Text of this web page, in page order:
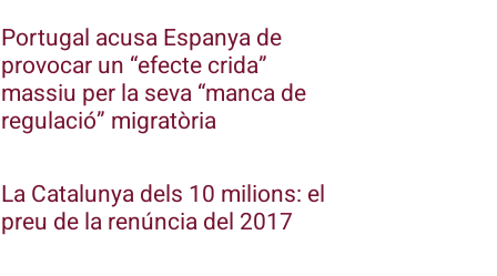
Portugal acusa Espanya de
provocar un “efecte crida”
massiu per la seva “manca de
regulació” migratòria
La Catalunya dels 10 milions: el
preu de la renúncia del 2017